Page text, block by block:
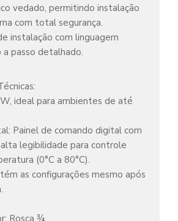
vedado, permitindo instalação
com total segurança.
instalação com linguagem
a passo detalhado.
ideal para ambientes de até
Painel de comando digital com
legibilidade para controle
(0°C a 80°C).
as configurações mesmo após
Rosca ¾